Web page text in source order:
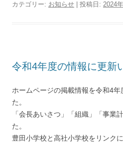
カテゴリー: お知らせ | 投稿日: 2024
令和4年度の情報に更新
ホームページの掲載情報を令和4
た。
「会長あいさつ」「組織」「事業
た。
豊田小学校と高社小学校をリンク